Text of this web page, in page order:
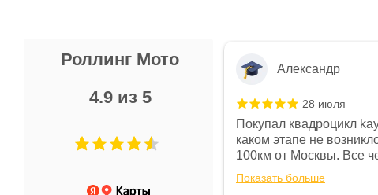
Роллинг Мото
4.9 из 5
Не понравились условия
и дают только на год)
Александр
28 июля
Покупал квадроцикл
каком этапе не
100км от Москвы. Все
спидометре всегда был
постоянно были на
Показать больше